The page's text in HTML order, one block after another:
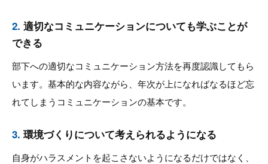
2. 適切なコミュニケーションについても学ぶことが
できる
部下への適切なコミュニケーション方法を再度認識してもら
います。基本的な内容ながら、年次が上になればなるほど忘
れてしまうコミュニケーションの基本です。
3. 環境づくりについて考えられるようになる
自身がハラスメントを起こさないようになるだけではなく、